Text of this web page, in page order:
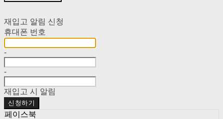
재입고 알림 신청
휴대폰 번호
-
-
재입고 시 알림
신청하기
페이스북